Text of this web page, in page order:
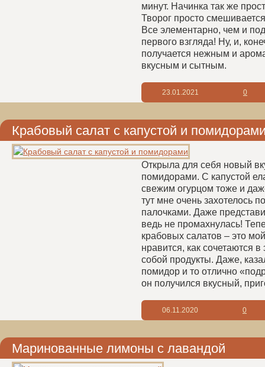
минут. Начинка так же
Творог просто
Все элементарно, чем и
первого взгляда! Ну, и,
получается нежным и
вкусным и сытным.
23.01.2021 0
Крабовый салат с капустой и
Открыла для себя новый
помидорами. С капустой
свежим огурцом тоже и
тут мне очень захотелось
палочками. Даже
ведь не промахнулась!
крабовых салатов – это
нравится, как сочетаются
собой продукты. Даже,
помидор и то отлично
он получился вкусный,
06.11.2020 0
Маринованные лимоны с лавандой